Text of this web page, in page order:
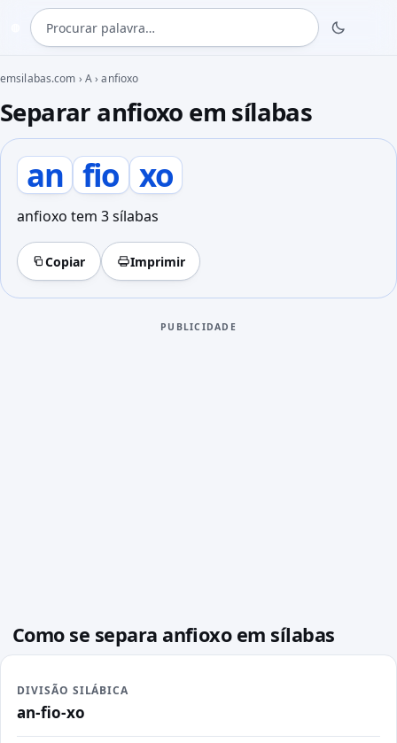
Procurar palavra
emsilabas.com › A›anfioxo
Separar anfioxo em sílabas
an fio xo
anfioxo tem 3 sílabas
Copiar Imprimir
PUBLICIDADE
Como se separa anfioxo em sílabas
DIVISÃO SILÁBICA
an-fio-xo